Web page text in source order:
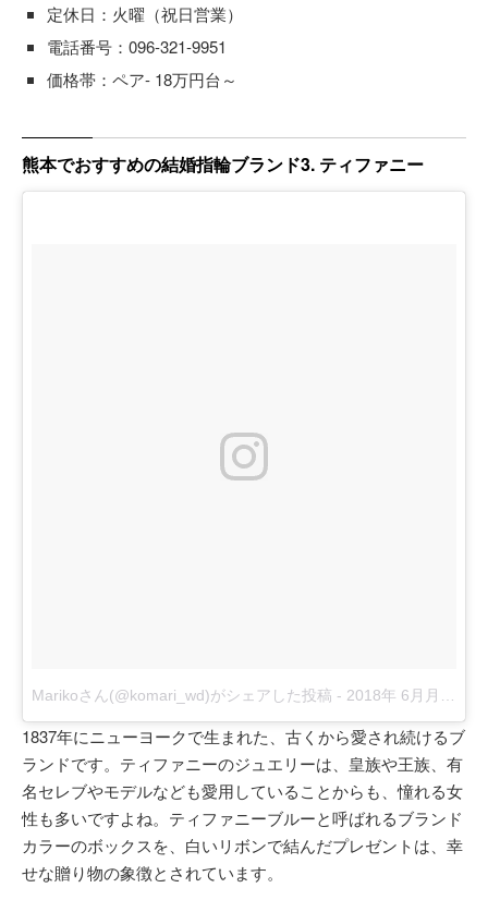
定休日：火曜（祝日営業）
電話番号：096-321-9951
価格帯：ペア- 18万円台～
熊本でおすすめの結婚指輪ブランド3. ティファニー
Marikoさん(@komari_wd)がシェアした投稿 - 2018年 6月月15日午前12時06分PDT
1837年にニューヨークで生まれた、古くから愛され続けるブ
ランドです。ティファニーのジュエリーは、皇族や王族、有
名セレブやモデルなども愛用していることからも、憧れる女
性も多いですよね。ティファニーブルーと呼ばれるブランド
カラーのボックスを、白いリボンで結んだプレゼントは、幸
せな贈り物の象徴とされています。